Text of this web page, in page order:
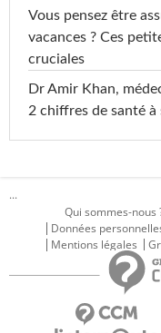
Vous pensez être
vacances ? Ces
cruciales
Dr Amir Khan,
2 chiffres de santé
...
Qui sommes-nous
Données
Mentions légales